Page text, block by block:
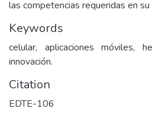
las competencias requeridas en
Keywords
celular, aplicaciones móviles,
innovación.
Citation
EDTE-106